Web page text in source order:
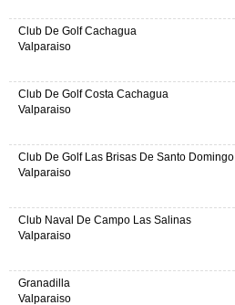
Club De Golf Cachagua
Valparaiso
Club De Golf Costa Cachagua
Valparaiso
Club De Golf Las Brisas De Santo Domingo
Valparaiso
Club Naval De Campo Las Salinas
Valparaiso
Granadilla
Valparaiso